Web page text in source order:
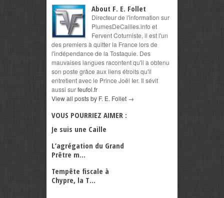
About F. E. Follet
Directeur de l'information sur
PlumesDeCailles.info et
Fervent Coturniste, il est l'un
des premiers à quitter la France lors de
l'indépendance de la Tostaquie. Des
mauvaises langues racontent qu'il a obtenu
son poste grâce aux liens étroits qu'il
entretient avec le Prince Joël Ier. Il sévit
aussi surfeufol.fr
View all posts by F. E. Follet →
VOUS POURRIEZ AIMER :
Je suis une Caille
L’agrégation du Grand
Prêtre m...
Tempête fiscale à
Chypre, la T...